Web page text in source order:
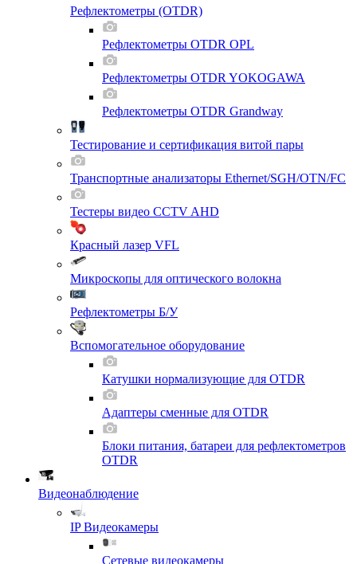
Рефлектометры (OTDR)
Рефлектометры OTDR OPL
Рефлектометры OTDR YOKOGAWA
Рефлектометры OTDR Grandway
Тестирование и сертификация витой пары
Транспортные анализаторы Ethernet/SGH/OTN/FC
Тестеры видео CCTV AHD
Красный лазер VFL
Микроскопы для оптического волокна
Рефлектометры Б/У
Вспомогательное оборудование
Катушки нормализующие для OTDR
Адаптеры сменные для OTDR
Блоки питания, батареи для рефлектометров
OTDR
Видеонаблюдение
IP Видеокамеры
Сетевые видеокамеры